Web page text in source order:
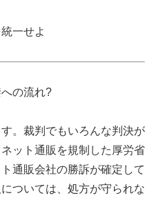
一せよ
の流れ?
。裁判でもいろんな判決が
ット通販を規制した厚労省
通販会社の勝訴が確定して
ついては、処方が守られな